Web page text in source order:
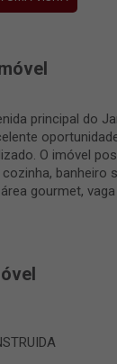
principal do
O imóvel
banheiro
gourmet,